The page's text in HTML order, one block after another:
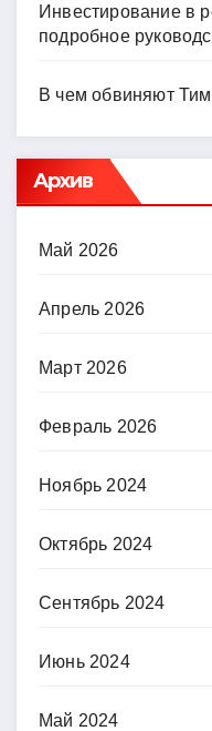
Инвестирование в
подробное
В чем обвиняют
Архив
Май 2026
Апрель 2026
Март 2026
Февраль 2026
Ноябрь 2024
Октябрь 2024
Сентябрь 2024
Июнь 2024
Май 2024